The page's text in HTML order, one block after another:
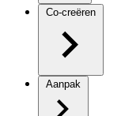
Co-creëren
Aanpak